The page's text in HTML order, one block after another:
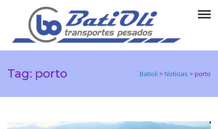
Tag: porto Batioli > Notícias > porto